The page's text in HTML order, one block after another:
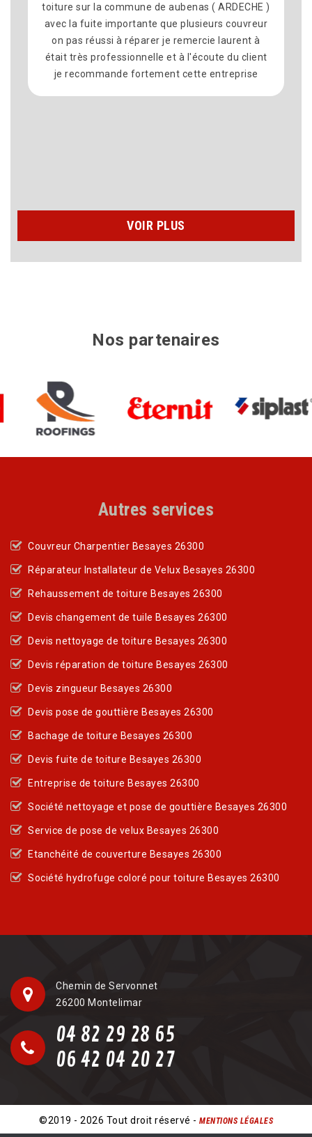
toiture sur la commune de aubenas ( ARDECHE )
avec la fuite importante que plusieurs couvreur
on pas réussi à réparer je remercie laurent à
était très professionnelle et à l'écoute du client
je recommande fortement cette entreprise
VOIR PLUS
Nos partenaires
Autres services
Couvreur Charpentier Besayes 26300
Réparateur Installateur de Velux Besayes 26300
Rehaussement de toiture Besayes 26300
Devis changement de tuile Besayes 26300
Devis nettoyage de toiture Besayes 26300
Devis réparation de toiture Besayes 26300
Devis zingueur Besayes 26300
Devis pose de gouttière Besayes 26300
Bachage de toiture Besayes 26300
Devis fuite de toiture Besayes 26300
Entreprise de toiture Besayes 26300
Société nettoyage et pose de gouttière Besayes 26300
Service de pose de velux Besayes 26300
Etanchéité de couverture Besayes 26300
Société hydrofuge coloré pour toiture Besayes 26300
Chemin de Servonnet
26200 Montelimar
04 82 29 28 65
06 42 04 20 27
©2019 - 2026 Tout droit réservé - MENTIONS LÉGALES